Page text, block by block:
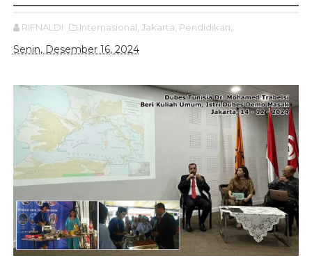
RIFNALDI Internasional, Jakarta, Pendidikan,
Senin, Desember 16, 2024